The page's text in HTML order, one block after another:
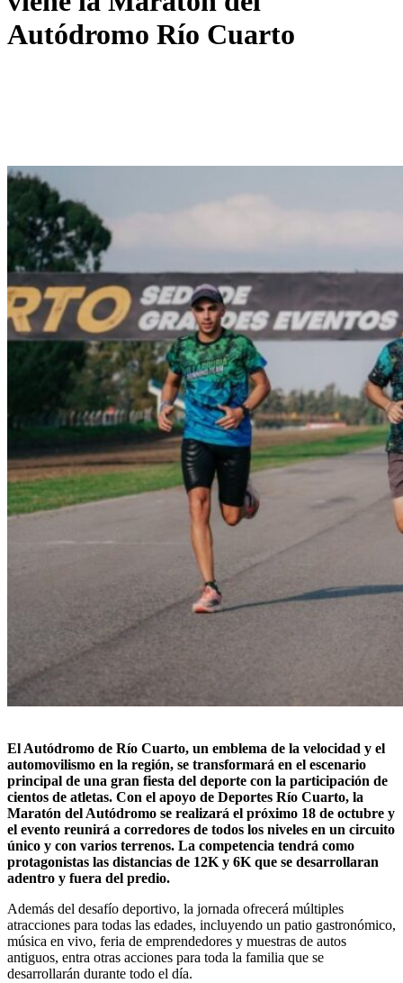
Autódromo Río Cuarto
El Autódromo de Río Cuarto, un emblema de la velocidad y el
automovilismo en la región, se transformará en el escenario
principal de una gran fiesta del deporte con la participación de
cientos de atletas. Con el apoyo de Deportes Río Cuarto, la
Maratón del Autódromo se realizará el próximo 18 de octubre y
el evento reunirá a corredores de todos los niveles en un circuito
único y con varios terrenos. La competencia tendrá como
protagonistas las distancias de 12K y 6K que se desarrollaran
adentro y fuera del predio.
Además del desafío deportivo, la jornada ofrecerá múltiples
atracciones para todas las edades, incluyendo un patio gastronómico,
música en vivo, feria de emprendedores y muestras de autos
antiguos, entra otras acciones para toda la familia que se
desarrollarán durante todo el día.